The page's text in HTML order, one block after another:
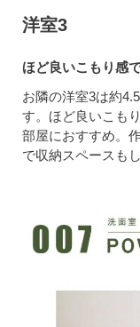
洋室3
ほど良いこもり感
お隣の洋室3は約
す。ほど良いこも
部屋におすすめ。
で収納スペースも